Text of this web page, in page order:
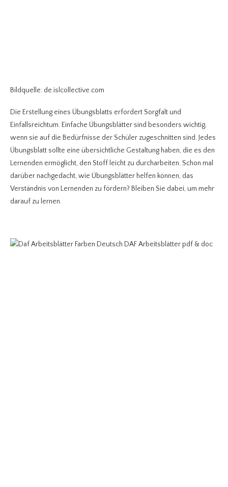
Bildquelle: de.islcollective.com
Die Erstellung eines Übungsblatts erfordert Sorgfalt und
Einfallsreichtum. Einfache Übungsblätter sind besonders wichtig,
wenn sie auf die Bedürfnisse der Schüler zugeschnitten sind. Jedes
Übungsblatt sollte eine übersichtliche Gestaltung haben, die es den
Lernenden ermöglicht, den Stoff leicht zu durcharbeiten. Schon mal
darüber nachgedacht, wie Übungsblätter helfen können, das
Verständnis von Lernenden zu fördern? Bleiben Sie dabei, um mehr
darauf zu lernen.